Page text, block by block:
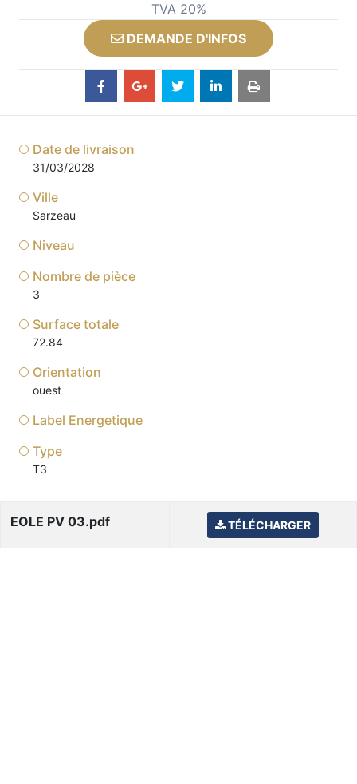
TVA 20%
DEMANDE D'INFOS
Date de livraison
31/03/2028
Ville
Sarzeau
Niveau
Nombre de pièce
3
Surface totale
72.84
Orientation
ouest
Label Energetique
Type
T3
EOLE PV 03.pdf TÉLÉCHARGER